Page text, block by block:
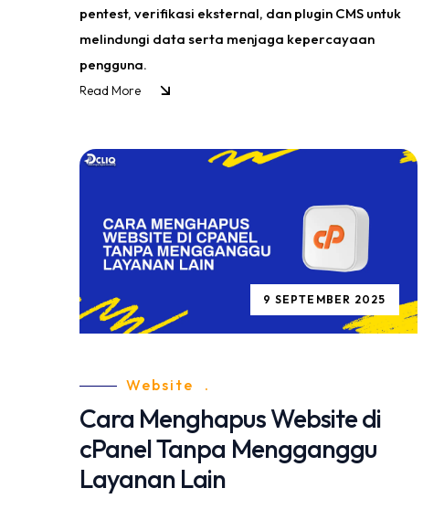
pentest, verifikasi eksternal, dan plugin CMS untuk
melindungi data serta menjaga kepercayaan
pengguna.
Read More
9 SEPTEMBER 2025
Website .
Cara Menghapus Website di
cPanel Tanpa Mengganggu
Layanan Lain